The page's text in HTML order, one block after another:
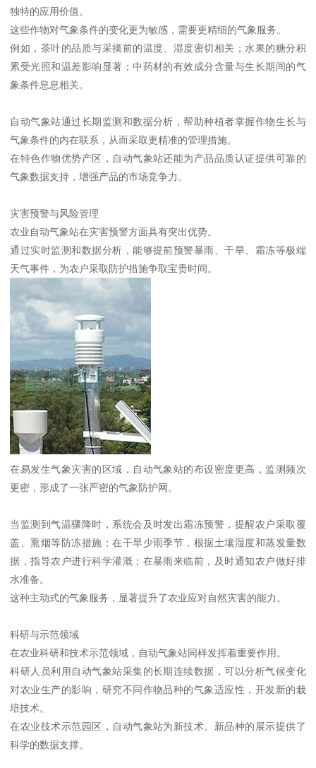
独特的应用价值。
这些作物对气象条件的变化更为敏感，需要更精细的气象服务。
例如，茶叶的品质与采摘前的温度、湿度密切相关；水果的糖分积
累受光照和温差影响显著；中药材的有效成分含量与生长期间的气
象条件息息相关。
自动气象站通过长期监测和数据分析，帮助种植者掌握作物生长与
气象条件的内在联系，从而采取更精准的管理措施。
在特色作物优势产区，自动气象站还能为产品品质认证提供可靠的
气象数据支持，增强产品的市场竞争力。
灾害预警与风险管理
农业自动气象站在灾害预警方面具有突出优势。
通过实时监测和数据分析，能够提前预警暴雨、干旱、霜冻等极端
天气事件，为农户采取防护措施争取宝贵时间。
在易发生气象灾害的区域，自动气象站的布设密度更高，监测频次
更密，形成了一张严密的气象防护网。
当监测到气温骤降时，系统会及时发出霜冻预警，提醒农户采取覆
盖、熏烟等防冻措施；在干旱少雨季节，根据土壤湿度和蒸发量数
据，指导农户进行科学灌溉；在暴雨来临前，及时通知农户做好排
水准备。
这种主动式的气象服务，显著提升了农业应对自然灾害的能力。
科研与示范领域
在农业科研和技术示范领域，自动气象站同样发挥着重要作用。
科研人员利用自动气象站采集的长期连续数据，可以分析气候变化
对农业生产的影响，研究不同作物品种的气象适应性，开发新的栽
培技术。
在农业技术示范园区，自动气象站为新技术、新品种的展示提供了
科学的数据支撑。